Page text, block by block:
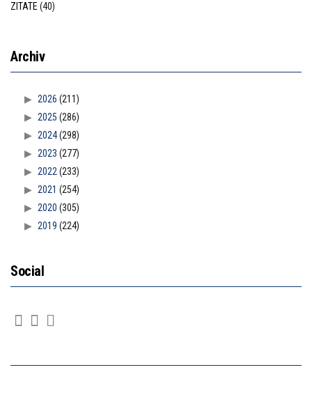
ZITATE(40)
Archiv
2026 (211)
2025 (286)
2024(298)
2023 (277)
2022(233)
2021 (254)
2020 (305)
2019 (224)
Social